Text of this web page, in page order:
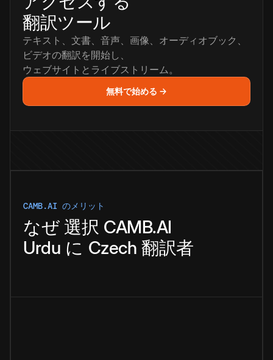
翻訳ツール
テキスト、文書、音声、画像、オーディオブック、
ビデオの翻訳を開始し、
ウェブサイトとライブストリーム。
無料で始める →
CAMB.AI のメリット
なぜ 選択 CAMB.AI
Urdu に Czech 翻訳者